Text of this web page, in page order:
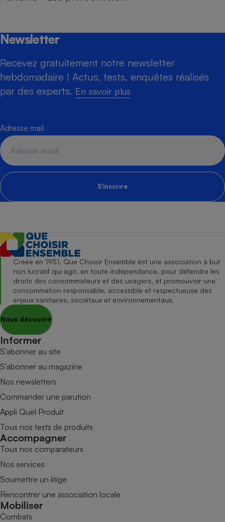
Newsletter
Recevez gratuitement notre newsletter
hebdomadaire ! Actus, tests, enquêtes réalisés
par des experts. En savoir plus
Adresse mail
S'inscrire
Créée en 1951, Que Choisir Ensemble est une association à but
non lucratif qui agit, en toute indépendance, pour défendre les
droits des consommateurs et des usagers, et promouvoir une
consommation responsable, accessible et respectueuse des
enjeux sanitaires, sociétaux et environnementaux.
Nous découvrir
Informer
S’abonner au site
S’abonner au magazine
Nos newsletters
Commander une parution
Appli Quel Produit
Tous nos tests de produits
Accompagner
Tous nos comparateurs
Nos services
Soumettre un litige
Rencontrer une association locale
Mobiliser
Combats